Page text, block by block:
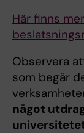
Här finns
Observera
som begär
något